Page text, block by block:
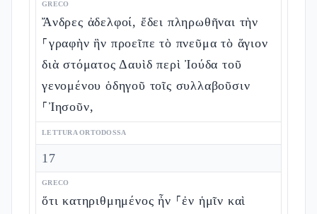
GRECO
Ἄνδρες ἀδελφοί, ἔδει πληρωθῆναι τὴν
⸀γραφὴν ἣν προεῖπε τὸ πνεῦμα τὸ ἅγιον
διὰ στόματος Δαυὶδ περὶ Ἰούδα τοῦ
γενομένου ὁδηγοῦ τοῖς συλλαβοῦσιν
⸀Ἰησοῦν,
LETTURA ORTODOSSA
17
GRECO
ὅτι κατηριθμημένος ἦν ⸀ἐν ἡμῖν καὶ